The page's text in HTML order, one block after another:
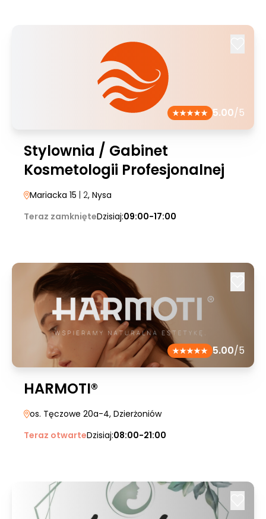
5.00/5
Stylownia / Gabinet
Kosmetologii Profesjonalnej
Mariacka 15 | 2, Nysa
Teraz zamknięteDzisiaj:09:00-17:00
5.00/5
HARMOTI®
os. Tęczowe 20a-4, Dzierżoniów
Teraz otwarteDzisiaj:08:00-21:00